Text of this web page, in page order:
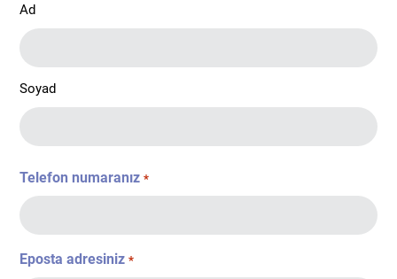
Ad
Soyad
Telefon numaranız *
Eposta adresiniz *